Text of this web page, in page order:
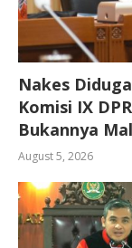
Nakes
Komisi IX
Bukannya
August 5, 2026